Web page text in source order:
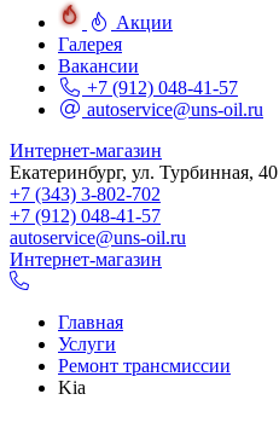
Акции
Галерея
Вакансии
+7 (912) 048-41-57
autoservice@uns-oil.ru
Интернет-магазин
Екатеринбург, ул. Турбинная, 40
+7 (343) 3-802-702
+7 (912) 048-41-57
autoservice@uns-oil.ru
Интернет-магазин
Главная
Услуги
Ремонт трансмиссии
Kia